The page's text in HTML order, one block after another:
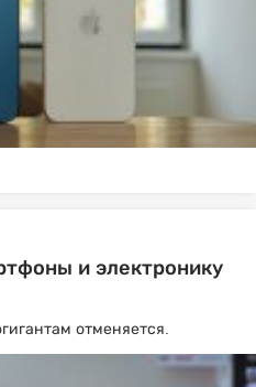
и электронику
отменяется.